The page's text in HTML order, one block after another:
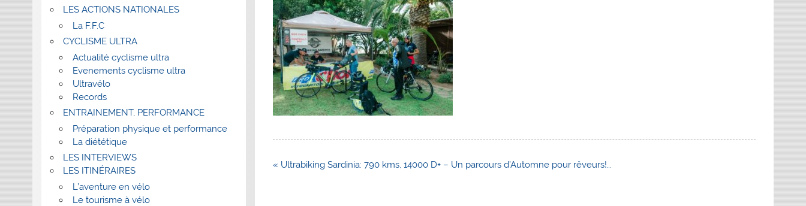
Navigation
« Ultrabiking Sardinia: 790 kms, 14000 D+ – Un parcours d’Automne pour rêveurs!…
LES ACTIONS NATIONALES
La F.F.C
CYCLISME ULTRA
Actualité cyclisme ultra
Evenements cyclisme ultra
Ultravélo
Records
ENTRAINEMENT, PERFORMANCE
Préparation physique et performance
La diététique
LES INTERVIEWS
LES ITINÉRAIRES
L’aventure en vélo
Le tourisme à vélo